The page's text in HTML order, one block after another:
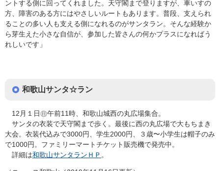
ントする側に回ってくれました。天守閣まで登りますが、車いすの
方、障害のある方にはやさしいルートもあります。普段、支えられ
ることの多い人も支える側になれるのがサンタラン。そんな経験か
ら芽生えた小さな自信が、参加した皆さんの何かプラスになればう
れしいです」
和歌山サンタ☆ラン
12月１日㊐午前11時、和歌山城西の丸広場集合。
サンタの衣装で天守閣まで歩く。最後に西の丸広場で大もちまき
大会。衣装代込みで3000円、学生2000円、３歳〜小学生は帽子のみ
で1000円。ファミリーマートチケット販売機で発売中。
詳細は和歌山サンタランＨＰ 。